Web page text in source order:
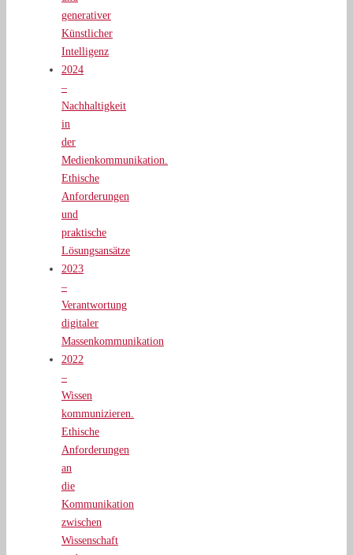
generativer
Künstlicher
Intelligenz
2024
–
Nachhaltigkeit
in
der
Medienkommunikation.
Ethische
Anforderungen
und
praktische
Lösungsansätze
2023
–
Verantwortung
digitaler
Massenkommunikation
2022
–
Wissen
kommunizieren.
Ethische
Anforderungen
an
die
Kommunikation
zwischen
Wissenschaft